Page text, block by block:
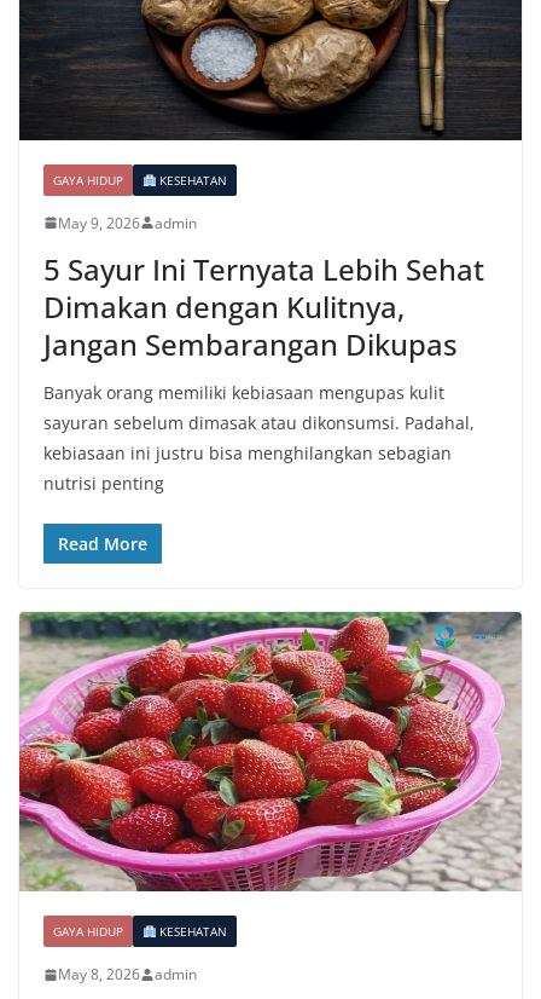
GAYA HIDUP KESEHATAN
May 9, 2026 admin
5 Sayur Ini Ternyata Lebih Sehat
Dimakan dengan Kulitnya,
Jangan Sembarangan Dikupas
Banyak orang memiliki kebiasaan mengupas kulit
sayuran sebelum dimasak atau dikonsumsi. Padahal,
kebiasaan ini justru bisa menghilangkan sebagian
nutrisi penting
Read More
GAYA HIDUP KESEHATAN
May 8, 2026 admin